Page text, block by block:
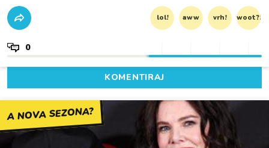
lol! aww vrh! woot?!
0
KOMENTIRAJ
A NOVA SEZONA?